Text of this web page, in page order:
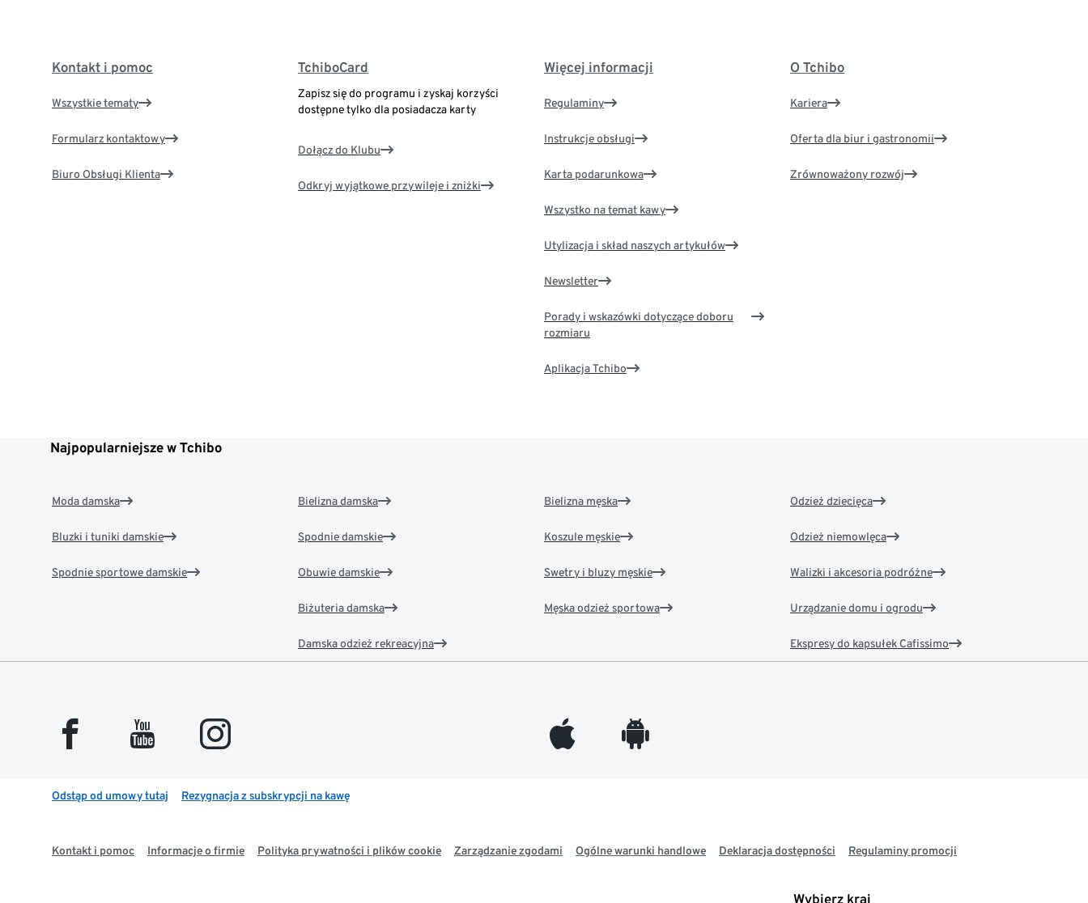
Kontakt i pomoc
Wszystkie tematy
Formularz kontaktowy
Biuro Obsługi Klienta
TchiboCard
Zapisz się do programu i zyskaj korzyści
dostępne tylko dla posiadacza karty
Dołącz do Klubu
Odkryj wyjątkowe przywileje i zniżki
Więcej informacji
Regulaminy
Instrukcje obsługi
Karta podarunkowa
Wszystko na temat kawy
Utylizacja i skład naszych artykułów
Newsletter
Porady i wskazówki dotyczące doboru
rozmiaru
Aplikacja Tchibo
O Tchibo
Kariera
Oferta dla biur i gastronomii
Zrównoważony rozwój
Najpopularniejsze w Tchibo
Moda damska
Bluzki i tuniki damskie
Spodnie sportowe damskie
Bielizna damska
Spodnie damskie
Obuwie damskie
Biżuteria damska
Damska odzież rekreacyjna
Bielizna męska
Koszule męskie
Swetry i bluzy męskie
Męska odzież sportowa
Odzież dziecięca
Odzież niemowlęca
Walizki i akcesoria podróżne
Urządzanie domu i ogrodu
Ekspresy do kapsułek Cafissimo
facebook youtube instagram appleinc android
Odstąp od umowy tutaj Rezygnacja z subskrypcji na kawę
Kontakt i pomoc Informacje o firmie Polityka prywatności i plików cookie Zarządzanie zgodami Ogólne warunki handlowe Deklaracja dostępności Regulaminy promocji
Wybierz kraj